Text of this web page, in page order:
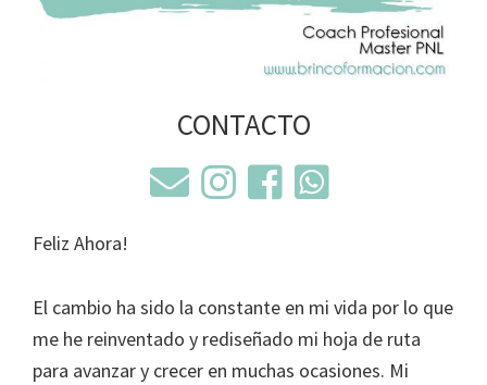
CONTACTO
Feliz Ahora!
El cambio ha sido la constante en mi vida por lo que
me he reinventado y rediseñado mi hoja de ruta
para avanzar y crecer en muchas ocasiones. Mi